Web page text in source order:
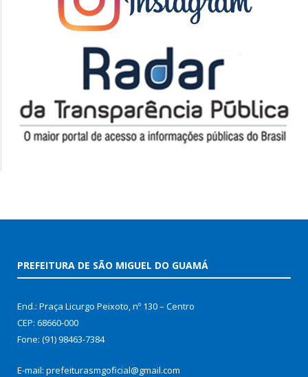
PREFEITURA DE SÃO MIGUEL DO GUAMÁ
End.: Praça Licurgo Peixoto, nº 130 – Centro
CEP: 68660-000
Fone: (91) 98463-7384
E-mail: prefeiturasmgoficial@gmail.com